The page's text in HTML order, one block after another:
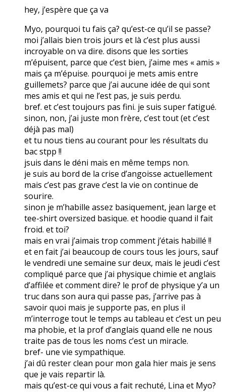
hey, j’espère que ça va
Myo, pourquoi tu fais ça? qu’est-ce qu’il se passe?
moi j’allais bien trois jours et là c’est plus aussi
incroyable on va dire. disons que les sorties
m’épuisent, parce que c’est bien, j’aime mes « amis »
mais ça m’épuise. pourquoi je mets amis entre
guillemets? parce que j’ai aucune idée de qui sont
mes amis et qui ne l’est pas, je suis perdu.
bref. et c’est toujours pas fini. je suis super fatigué.
sinon, non, j’ai juste mon frère, c’est tout (et c’est
déjà pas mal)
et tu nous tiens au courant pour les résultats du
bac stpp !!
jsuis dans le déni mais en même temps non.
je suis au bord de la crise d’angoisse actuellement
mais c’est pas grave c’est la vie on continue de
sourire.
sinon je m’habille assez basiquement, jean large et
tee-shirt oversized basique. et hoodie quand il fait
froid. et toi?
mais en vrai j’aimais trop comment j’étais habillé !!
et en fait j’ai beaucoup de cours tous les jours, sauf
le vendredi une semaine sur deux, mais le jeudi c’est
compliqué parce que j’ai physique chimie et anglais
d’affilée et comment dire? le prof de physique y’a un
truc dans son aura qui passe pas, j’arrive pas à
savoir quoi mais je supporte pas, en plus il
m’interroge tout le temps au tableau et c’est un peu
ma phobie, et la prof d’anglais quand elle ne nous
traite pas de tous les noms c’est un miracle.
bref- une vie sympathique.
j’ai dû rester clean pour mon gala hier mais je sens
que je vais repartir là.
mais qu’est-ce qui vous a fait rechuté, Lina et Myo?